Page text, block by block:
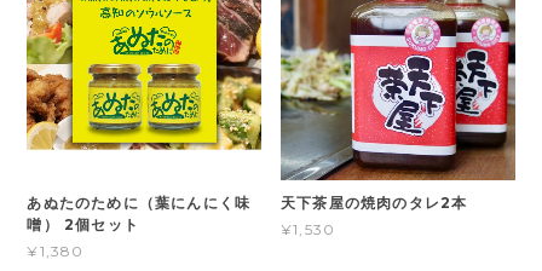
あぬたのために（葉にんにく味
噌） 2個セット
¥1,380
天下茶屋の焼肉のタレ2本
¥1,530